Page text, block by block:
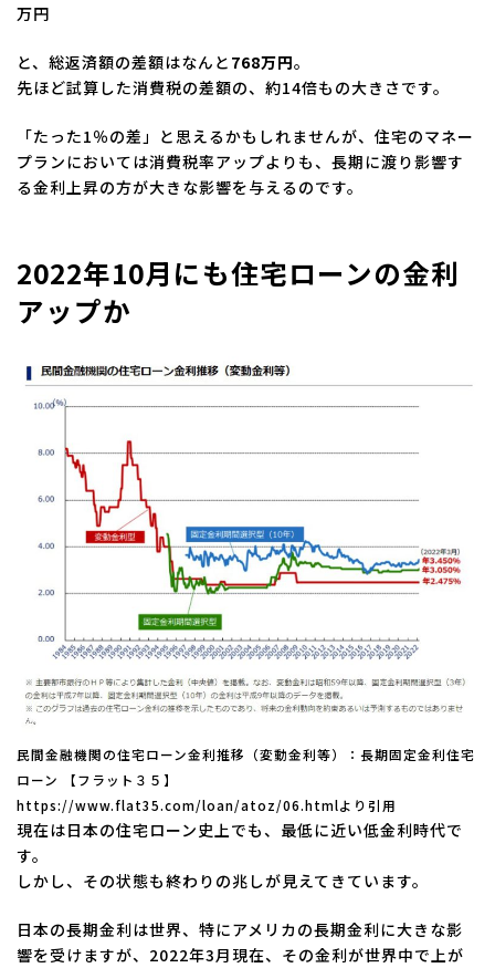
万円
と、総返済額の差額はなんと 768万円。
先ほど試算した消費税の差額の、約14倍もの大きさです。
「たった1％の差」と思えるかもしれませんが、住宅のマネー
プランにおいては消費税率アップよりも、長期に渡り影響す
る金利上昇の方が大きな影響を与えるのです。
2022年10月にも住宅ローンの金利
アップか
民間金融機関の住宅ローン金利推移（変動金利等）：長期固定金利住宅
ローン 【フラット３５】
https://www.flat35.com/loan/atoz/06.htmlより引用
現在は日本の住宅ローン史上でも、最低に近い低金利時代で
す。
しかし、その状態も終わりの兆しが見えてきています。
日本の長期金利は世界、特にアメリカの長期金利に大きな影
響を受けますが、2022年3月現在、その金利が世界中で上が